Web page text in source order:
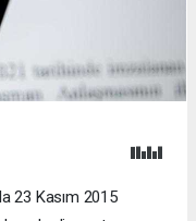
&ouml;deme g&uuml;n sayısı dikkate alınacak.</p> <h3>30 Nisan 2021&#39;e kadar &ccedil;ek su&ccedil;larından mahkum olanların cezalarının infazı durdurulabilecek</h3> <p>5941 sayılı &Ccedil;ek Kanunu&#39;nun ge&ccedil;ici 5&#39;inci maddesinin birinci fıkrası değiştirildi.</p> <p>5&#39;inci maddede tanımlanan ve 30 Nisan 2021 tarihine kadar işlenen su&ccedil;tan dolayı mahkum olanların cezalarının infazı durdurulabilecek.</p> <p>H&uuml;k&uuml;ml&uuml; 30 Haziran 2022 tarihine kadar &ccedil;ek bedelinin bu fıkrada değişiklik yapan Kanunun yayımı tarihi itibarıyla &ouml;denmeyen kısmının onda birini alacaklıya &ouml;demek zorunda olacak.</p> <p>Kalan kısmını 30 Haziran 2022 tarihinden itibaren ikişer ay arayla 15 eşit taksitle &ouml;demesi durumunda mahkemece, ceza mahkumiyetinin b&uuml;t&uuml;n sonu&ccedil;larıyla ortadan kaldırılmasına karar verilebilecek.</p> <p>30 Haziran 2022 tarihine kadar &ccedil;ek bedelinin &ouml;denmeyen kısmının onda birinin &ouml;denmemesi halinde alacaklının şikayeti &uuml;zerine mahkemece h&uuml;km&uuml;n infazının devamına karar verilebilecek. H&uuml;k&uuml;ml&uuml; taksitlerden birini s&uuml;resi i&ccedil;inde ilk defa &ouml;demediği takdirde &ouml;demediği bu taksit, s&uuml;renin sonuna bir taksit olarak eklenecek. Kalan taksitlerden birini daha &ouml;demediği takdirde alacaklının şikayeti &uuml;zerine mahkemece h&uuml;km&uuml;n infazının devamına karar verilebilecek.</p> <p>Bu fıkra h&uuml;k&uuml;mleri, 30 Nisan 2021 tarihine kadar işlenmiş ve yargılaması devam eden su&ccedil;lar bakımından, &ccedil;ek bedelinin &ouml;denmeyen kısmının onda birinin 30 Haziran 2022 tarihine kadar ve bu fıkrada belirtilen taksitlerin s&uuml;releri i&ccedil;inde alacaklıya &ouml;denmesi koşuluyla, infaz aşamasında uygulanabilecek.</p> <h3>Olağan&uuml;st&uuml; durumlarda yaşamını ortaya koyan g&uuml;mr&uuml;k personeline maaşının 6 katından 24 katına kadar &ouml;d&uuml;l verilebilecek</h3> <p>16 Nisan 2020 tarihli ve 7244 sayılı Yeni Koronavir&uuml;s (Kovid-19) Salgınının Ekonomik ve Sosyal Hayata Etkilerinin Azaltılması Hakkında Kanun ile Bazı Kanunlarda Değişiklik Yapılmasına Dair Kanunun 2&#39;nci maddesinin birinci fıkrasındaki &quot;Ertelenen genel kurul toplantıları, ertelemenin sona erdiği tarihten itibaren 3 ay i&ccedil;inde yapılır.&quot; ifadesindeki s&uuml;re &quot;6 ay&quot; şeklinde değiştirildi.</p> <p>G&uuml;mr&uuml;k Personeli ile Bazı D&uuml;zenlemeler Hakkında Kanun H&uuml;km&uuml;nde Kararnameye eklenen ek maddeye g&ouml;re, g&uuml;mr&uuml;k hizmetleri ve ka&ccedil;ak&ccedil;ılıkla m&uuml;cadele g&ouml;revleri kapsamında, 39&#39;uncu maddede belirtilen personelden, devletin ekonomik menfaatleri, doğal ve k&uuml;lt&uuml;rel miras, &ccedil;evre ve toplum sağlığı ile kamu g&uuml;venliğinin korunmasında y&uuml;ksek hizmetleri g&ouml;r&uuml;lenler, fiilen almakta oldukları aylık tutarlarının 2 ka